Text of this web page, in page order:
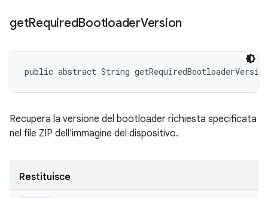
getRequiredBootloaderVersion
public abstract String
Recupera la versione del bootloader richiesta specificata
nel file ZIP dell'immagine del dispositivo.
Restituisce